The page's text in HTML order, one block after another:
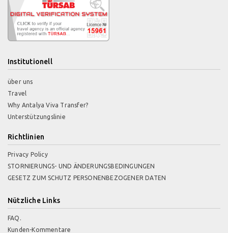
Institutionell
über uns
Travel
Why Antalya Viva Transfer?
Unterstützungslinie
Richtlinien
Privacy Policy
STORNIERUNGS- UND ÄNDERUNGSBEDINGUNGEN
GESETZ ZUM SCHUTZ PERSONENBEZOGENER DATEN
Nützliche Links
FAQ.
Kunden-Kommentare